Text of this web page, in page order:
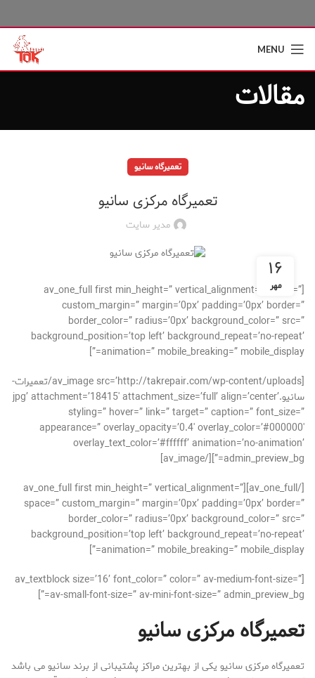
MENU
مقالات
تعمیرگاه سانیو
تعمیرگاه مرکزی سانیو
مدیر سایت
۱۶
مهر
[av_one_full first min_height=” vertical_alignment=” space=”
custom_margin=” margin=’0px’ padding=’0px’ border=”
border_color=” radius=’0px’ background_color=” src=”
background_position=’top left’ background_repeat=’no-repeat’
animation=” mobile_breaking=” mobile_display=”]
[av_image src=’http://takrepair.com/wp-content/uploads/تعمیرات-
سانیو.jpg’ attachment=’18415′ attachment_size=’full’ align=’center’
styling=” hover=” link=” target=” caption=” font_size=”
appearance=” overlay_opacity=’0.4′ overlay_color=’#000000′
overlay_text_color=’#ffffff’ animation=’no-animation’
admin_preview_bg=”][/av_image]
[/av_one_full][av_one_full first min_height=” vertical_alignment=”
space=” custom_margin=” margin=’0px’ padding=’0px’ border=”
border_color=” radius=’0px’ background_color=” src=”
background_position=’top left’ background_repeat=’no-repeat’
animation=” mobile_breaking=” mobile_display=”]
[av_textblock size=’16’ font_color=” color=” av-medium-font-size=”
av-small-font-size=” av-mini-font-size=” admin_preview_bg=”]
تعمیرگاه مرکزی سانیو
تعمیرگاه مرکزی سانیو یکی از بهترین مراکز پشتیبانی از برند سانیو می باشد